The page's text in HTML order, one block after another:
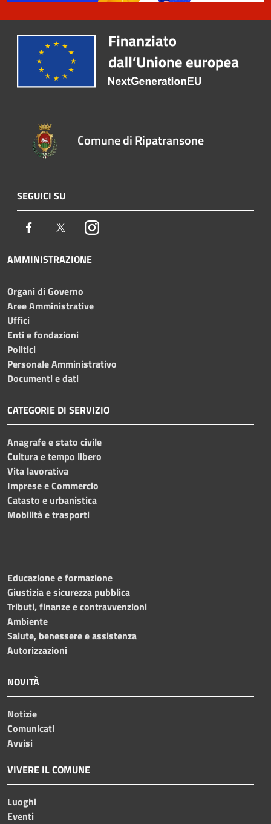
Comune di Ripatransone
SEGUICI SU
Facebook TwitterInstagram
AMMINISTRAZIONE
Organi di Governo
Aree Amministrative
Uffici
Enti e fondazioni
Politici
Personale Amministrativo
Documenti e dati
CATEGORIE DI SERVIZIO
Anagrafe e stato civile
Cultura e tempo libero
Vita lavorativa
Imprese e Commercio
Catasto e urbanistica
Mobilità e trasporti
Educazione e formazione
Giustizia e sicurezza pubblica
Tributi, finanze e contravvenzioni
Ambiente
Salute, benessere e assistenza
Autorizzazioni
NOVITÀ
Notizie
Comunicati
Avvisi
VIVERE IL COMUNE
Luoghi
Eventi